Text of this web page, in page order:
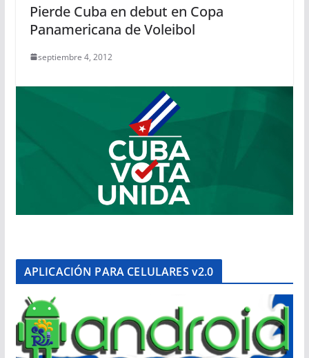
Pierde Cuba en debut en Copa
Panamericana de Voleibol
septiembre 4, 2012
APLICACIÓN PARA CELULARES v2.0